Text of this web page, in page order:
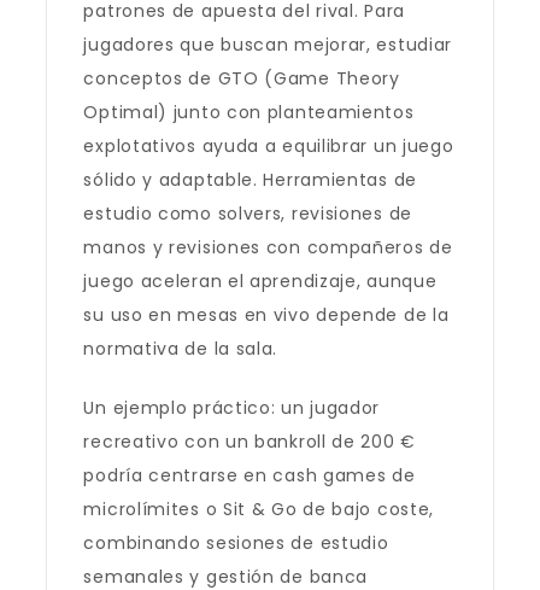
patrones de apuesta del rival. Para
jugadores que buscan mejorar, estudiar
conceptos de GTO (Game Theory
Optimal) junto con planteamientos
explotativos ayuda a equilibrar un juego
sólido y adaptable. Herramientas de
estudio como solvers, revisiones de
manos y revisiones con compañeros de
juego aceleran el aprendizaje, aunque
su uso en mesas en vivo depende de la
normativa de la sala.
Un ejemplo práctico: un jugador
recreativo con un bankroll de 200 €
podría centrarse en cash games de
microlímites o Sit & Go de bajo coste,
combinando sesiones de estudio
semanales y gestión de banca